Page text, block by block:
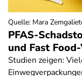
PFAS-
und Fast
Studien zeigen:
Quelle: Mara